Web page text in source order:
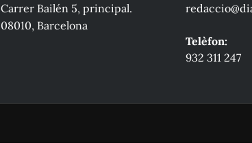
Carrer Bailén 5, principal.
08010, Barcelona
Telèfon:
932 311 247